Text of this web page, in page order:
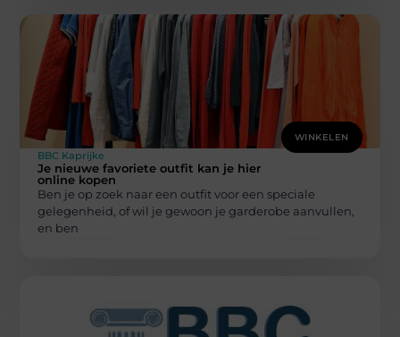
WINKELEN
BBC Kaprijke
Je nieuwe favoriete outfit kan je hier
online kopen
Ben je op zoek naar een outfit voor een speciale
gelegenheid, of wil je gewoon je garderobe aanvullen,
en ben